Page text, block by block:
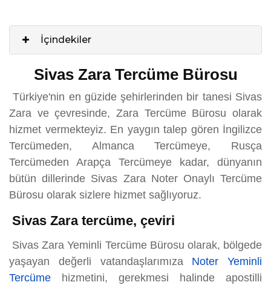
İçindekiler
Sivas Zara Tercüme Bürosu
Türkiye'nin en güzide şehirlerinden bir tanesi Sivas
Zara ve çevresinde, Zara Tercüme Bürosu olarak
hizmet vermekteyiz. En yaygın talep gören İngilizce
Tercümeden, Almanca Tercümeye, Rusça
Tercümeden Arapça Tercümeye kadar, dünyanın
bütün dillerinde Sivas Zara Noter Onaylı Tercüme
Bürosu olarak sizlere hizmet sağlıyoruz.
Sivas Zara tercüme, çeviri
Sivas Zara Yeminli Tercüme Bürosu olarak, bölgede
yaşayan değerli vatandaşlarımıza Noter Yeminli
Tercüme hizmetini, gerekmesi halinde apostilli